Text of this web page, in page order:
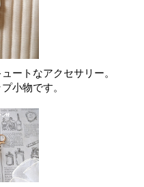
ートなアクセサリー。
小物です。